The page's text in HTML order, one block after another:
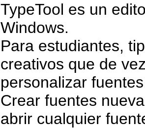
TypeTool es un
Windows.
Para estudiantes,
creativos que de
personalizar
Crear fuentes
abrir cualquier